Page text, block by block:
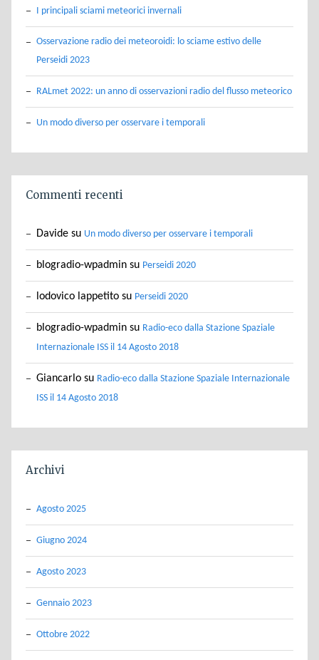
I principali sciami meteorici invernali
Osservazione radio dei meteoroidi: lo sciame estivo delle
Perseidi 2023
RALmet 2022: un anno di osservazioni radio del flusso meteorico
Un modo diverso per osservare i temporali
Commenti recenti
Davide su Un modo diverso per osservare i temporali
blogradio-wpadmin su Perseidi 2020
lodovico lappetito su Perseidi 2020
blogradio-wpadmin su Radio-eco dalla Stazione Spaziale
Internazionale ISS il 14 Agosto 2018
Giancarlo su Radio-eco dalla Stazione Spaziale Internazionale
ISS il 14 Agosto 2018
Archivi
Agosto 2025
Giugno 2024
Agosto 2023
Gennaio 2023
Ottobre 2022